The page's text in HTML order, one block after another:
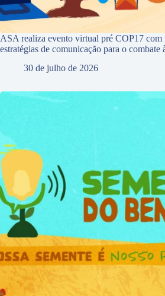
ASA realiza evento virtual pré COP17 com
estratégias de comunicação para o combate
30 de julho de 2026